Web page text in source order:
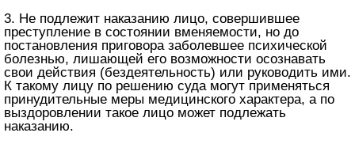
3. Не подлежит наказанию лицо, совершившее
преступление в состоянии вменяемости, но до
постановления приговора заболевшее психической
болезнью, лишающей его возможности осознавать
свои действия (бездеятельность) или руководить ими.
К такому лицу по решению суда могут применяться
принудительные меры медицинского характера, а по
выздоровлении такое лицо может подлежать
наказанию.